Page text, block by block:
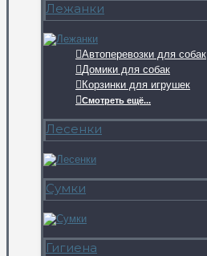
Лежанки
Автоперевозки для собак
Домики для собак
Корзинки для игрушек
Смотреть ещё...
Лесенки
Сумки
Гигиена